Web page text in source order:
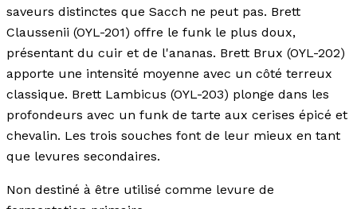
saveurs distinctes que Sacch ne peut pas. Brett
Claussenii (OYL-201) offre le funk le plus doux,
présentant du cuir et de l'ananas. Brett Brux (OYL-202)
apporte une intensité moyenne avec un côté terreux
classique. Brett Lambicus (OYL-203) plonge dans les
profondeurs avec un funk de tarte aux cerises épicé et
chevalin. Les trois souches font de leur mieux en tant
que levures secondaires.
Non destiné à être utilisé comme levure de